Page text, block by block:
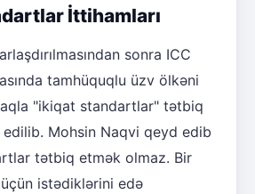
İttihamları
sonra ICC
tamhüquqlu üzv ölkəni
"ikiqat standartlar" tətbiq
Mohsin Naqvi qeyd edib
tətbiq etmək olmaz. Bir
istədiklərini edə